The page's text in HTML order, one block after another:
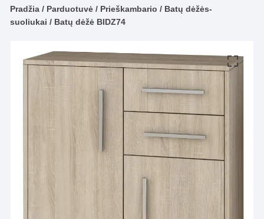
Pradžia / Parduotuvė / Prieškambario / Batų dėžės-
suoliukai / Batų dėžė BIDZ74